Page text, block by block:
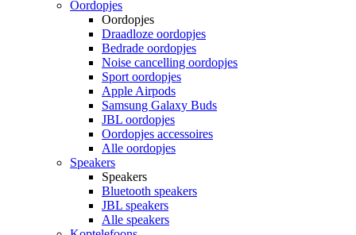
Oordopjes
Oordopjes
Draadloze oordopjes
Bedrade oordopjes
Noise cancelling oordopjes
Sport oordopjes
Apple Airpods
Samsung Galaxy Buds
JBL oordopjes
Oordopjes accessoires
Alle oordopjes
Speakers
Speakers
Bluetooth speakers
JBL speakers
Alle speakers